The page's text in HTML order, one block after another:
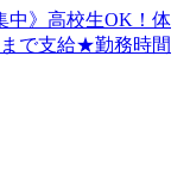
中》高校生OK！体
で支給★勤務時間